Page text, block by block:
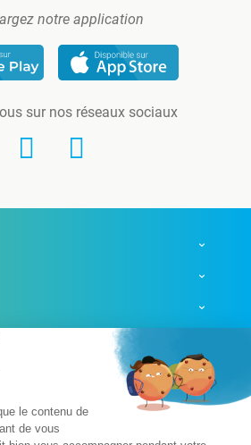
notre application
sur nos réseaux sociaux
Mentions légales